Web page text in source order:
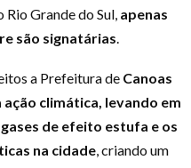
Grande do Sul, apenas
são signatárias.
a Prefeitura de Canoas
climática, levando em
de efeito estufa e os
na cidade, criando um